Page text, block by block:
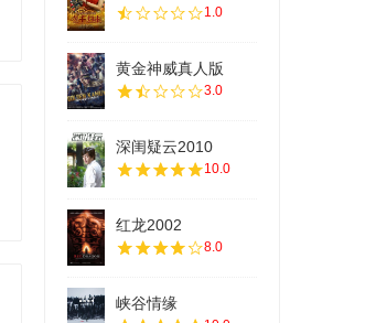
1.0
黄金神威真人版
3.0
深闺疑云2010
10.0
红龙2002
8.0
峡谷情缘